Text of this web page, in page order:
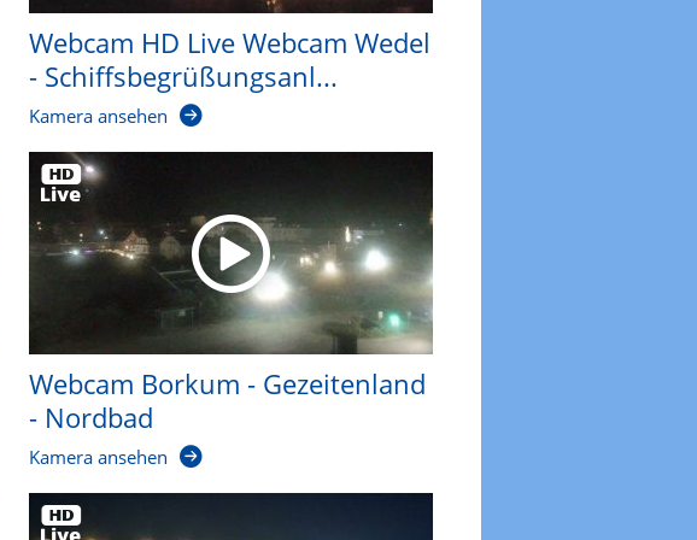
Webcam HD Live Webcam Wedel
- Schiffsbegrüßungsanl...
Kamera ansehen
Webcam Borkum - Gezeitenland
- Nordbad
Kamera ansehen